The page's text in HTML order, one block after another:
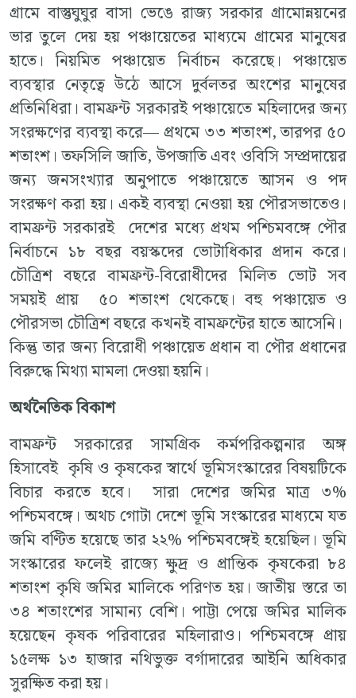
গ্রামে বাস্তুঘুঘুর বাসা ভেঙে রাজ্য সরকার গ্রামোন্নয়নের
ভার তুলে দেয় হয় পঞ্চায়েতের মাধ্যমে গ্রামের মানুষের
হাতে। নিয়মিত পঞ্চায়েত নির্বাচন করেছে। পঞ্চায়েত
ব্যবস্থার নেতৃত্বে উঠে আসে দুর্বলতর অংশের মানুষের
প্রতিনিধিরা। বামফ্রন্ট সরকারই পঞ্চায়েতে মহিলাদের জন্য
সংরক্ষণের ব্যবস্থা করে— প্রথমে ৩৩ শতাংশ, তারপর ৫০
শতাংশ। তফসিলি জাতি, উপজাতি এবং ওবিসি সম্প্রদায়ের
জন্য জনসংখ্যার অনুপাতে পঞ্চায়েতে আসন ও পদ
সংরক্ষণ করা হয়। একই ব্যবস্থা নেওয়া হয় পৌরসভাতেও।
বামফ্রন্ট সরকারই দেশের মধ্যে প্রথম পশ্চিমবঙ্গে পৌর
নির্বাচনে ১৮ বছর বয়স্কদের ভোটাধিকার প্রদান করে।
চৌত্রিশ বছরে বামফ্রন্ট-বিরোধীদের মিলিত ভোট সব
সময়ই প্রায় ৫০ শতাংশ থেকেছে। বহু পঞ্চায়েত ও
পৌরসভা চৌত্রিশ বছরে কখনই বামফ্রন্টের হাতে আসেনি।
কিন্তু তার জন্য বিরোধী পঞ্চায়েত প্রধান বা পৌর প্রধানের
বিরুদ্ধে মিথ্যা মামলা দেওয়া হয়নি।
অর্থনৈতিক বিকাশ
বামফ্রন্ট সরকারের সামগ্রিক কর্মপরিকল্পনার অঙ্গ
হিসাবেই কৃষি ও কৃষকের স্বার্থে ভূমিসংস্কারের বিষয়টিকে
বিচার করতে হবে। সারা দেশের জমির মাত্র ৩%
পশ্চিমবঙ্গে। অথচ গোটা দেশে ভূমি সংস্কারের মাধ্যমে যত
জমি বণ্টিত হয়েছে তার ২২% পশ্চিমবঙ্গেই হয়েছিল। ভূমি
সংস্কারের ফলেই রাজ্যে ক্ষুদ্র ও প্রান্তিক কৃষকেরা ৮৪
শতাংশ কৃষি জমির মালিকে পরিণত হয়। জাতীয় স্তরে তা
৩৪ শতাংশের সামান্য বেশি। পাট্টা পেয়ে জমির মালিক
হয়েছেন কৃষক পরিবারের মহিলারাও। পশ্চিমবঙ্গে প্রায়
১৫লক্ষ ১৩ হাজার নথিভুক্ত বর্গাদারের আইনি অধিকার
সুরক্ষিত করা হয়।